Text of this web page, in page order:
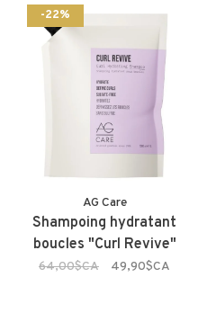
-22%
AG Care
Shampoing hydratant
boucles "Curl Revive"
64,00$CA 49,90$CA